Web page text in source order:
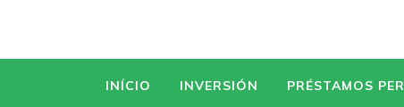
INÍCIO INVERSIÓN PRÉSTAMOS